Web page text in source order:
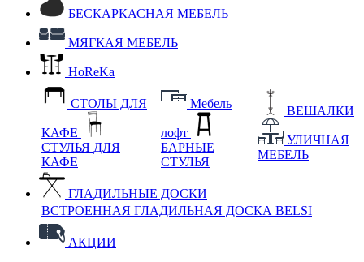
БЕСКАРКАСНАЯ МЕБЕЛЬ
МЯГКАЯ МЕБЕЛЬ
HoReKa
СТОЛЫ ДЛЯ
КАФЕ
СТУЛЬЯ ДЛЯ
КАФЕ
Мебель
лофт
БАРНЫЕ
СТУЛЬЯ
ВЕШАЛКИ
УЛИЧНАЯ
МЕБЕЛЬ
ГЛАДИЛЬНЫЕ ДОСКИ
ВСТРОЕННАЯ ГЛАДИЛЬНАЯ ДОСКА BELSI
АКЦИИ